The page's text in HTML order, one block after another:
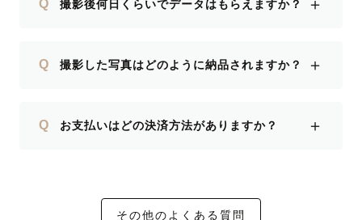
Q 撮影後何日くらいでデータはもらえますか？ ＋
Q 撮影した写真はどのように納品されますか？ ＋
Q お支払いはどの決済方法がありますか？ ＋
その他のよくある質問